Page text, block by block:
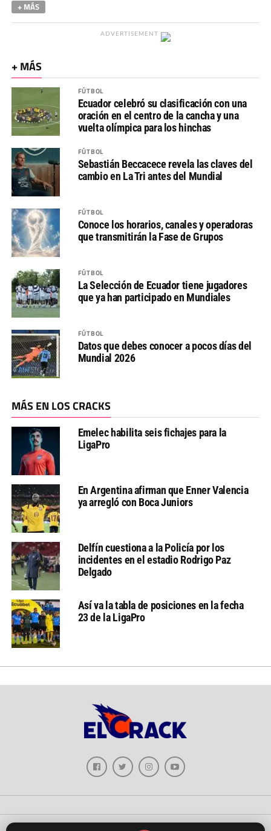
+ MÁS
ADVERTISEMENT
+ MÁS
FÚTBOL
Ecuador celebró su clasificación con una
oración en el centro de la cancha y una
vuelta olímpica para los hinchas
FÚTBOL
Sebastián Beccacece revela las claves del
cambio en La Tri antes del Mundial
FÚTBOL
Conoce los horarios, canales y operadoras
que transmitirán la Fase de Grupos
FÚTBOL
La Selección de Ecuador tiene jugadores
que ya han participado en Mundiales
FÚTBOL
Datos que debes conocer a pocos días del
Mundial 2026
MÁS EN LOS CRACKS
Emelec habilita seis fichajes para la
LigaPro
En Argentina afirman que Enner Valencia
ya arregló con Boca Juniors
Delfín cuestiona a la Policía por los
incidentes en el estadio Rodrigo Paz
Delgado
Así va la tabla de posiciones en la fecha
23 de la LigaPro